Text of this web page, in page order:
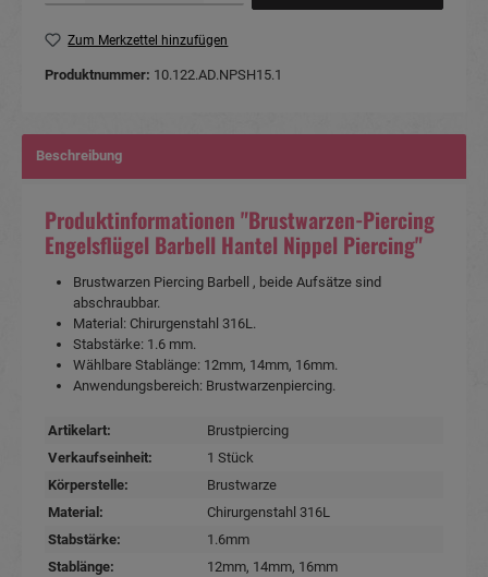
Zum Merkzettel hinzufügen
Produktnummer: 10.122.AD.NPSH15.1
Beschreibung
Produktinformationen "Brustwarzen-Piercing
Engelsflügel Barbell Hantel Nippel Piercing"
Brustwarzen Piercing Barbell , beide Aufsätze sind
abschraubbar.
Material: Chirurgenstahl 316L.
Stabstärke: 1.6 mm.
Wählbare Stablänge: 12mm, 14mm, 16mm.
Anwendungsbereich: Brustwarzenpiercing.
Artikelart:
Brustpiercing
Verkaufseinheit:
1 Stück
Körperstelle:
Brustwarze
Material:
Chirurgenstahl 316L
Stabstärke:
1.6mm
Stablänge:
12mm, 14mm, 16mm